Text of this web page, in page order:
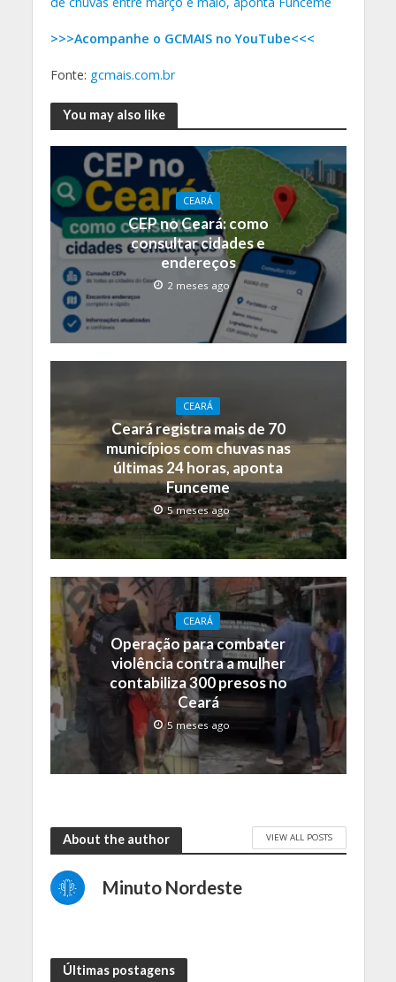
>>>Acompanhe o GCMAIS no YouTube<<<
Fonte: gcmais.com.br
You may also like
CEARÁ
CEP no Ceará: como
consultar cidades e
endereços
2 meses ago
CEARÁ
Ceará registra mais de 70
municípios com chuvas nas
últimas 24 horas, aponta
Funceme
5 meses ago
CEARÁ
Operação para combater
violência contra a mulher
contabiliza 300 presos no
Ceará
5 meses ago
About the author VIEW ALL POSTS
Minuto Nordeste
Últimas postagens